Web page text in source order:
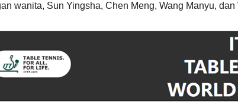
wanita, Sun Yingsha, Chen Meng, Wang Manyu,